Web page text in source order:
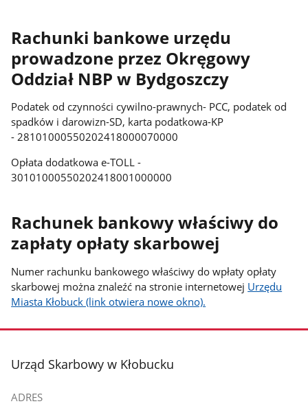
Rachunki bankowe urzędu
prowadzone przez Okręgowy
Oddział NBP w Bydgoszczy
Podatek od czynności cywilno-prawnych- PCC, podatek od
spadków i darowizn-SD, karta podatkowa-KP
- 28101000550202418000070000
Opłata dodatkowa e-TOLL -
30101000550202418001000000
Rachunek bankowy właściwy do
zapłaty opłaty skarbowej
Numer rachunku bankowego właściwy do wpłaty opłaty
skarbowej można znaleźć na stronie internetowej Urzędu
Miasta Kłobuck (link otwiera nowe okno).
stopka
Urząd Skarbowy w Kłobucku
ADRES